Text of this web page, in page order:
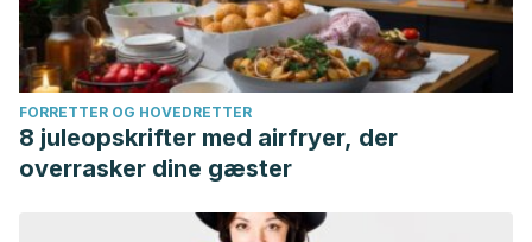
FORRETTER OG HOVEDRETTER
8 juleopskrifter med airfryer, der
overrasker dine gæster